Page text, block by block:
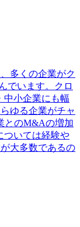
多くの企業がク
でいます。クロ
中小企業にも幅
ゆる企業がチャ
とのM&Aの増加
ついては経験や
大多数であるの